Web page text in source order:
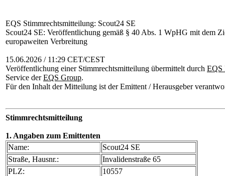
EQS Stimmrechtsmitteilung: Scout24 SE
Scout24 SE: Veröffentlichung gemäß § 40 Abs. 1 WpHG mit dem
europaweiten Verbreitung
15.06.2026 / 11:29 CET/CEST
Veröffentlichung einer Stimmrechtsmitteilung übermittelt durch EQS
Service derEQS Group.
Für den Inhalt der Mitteilung ist der Emittent / Herausgeber
Stimmrechtsmitteilung
1. Angaben zum Emittenten
Name:
Scout24 SE
Straße, Hausnr.:
Invalidenstraße 65
PLZ:
10557